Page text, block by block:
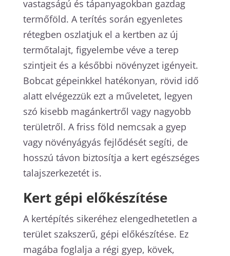
vastagságú és tápanyagokban gazdag
termőföld. A terítés során egyenletes
rétegben oszlatjuk el a kertben az új
termőtalajt, figyelembe véve a terep
szintjeit és a későbbi növényzet igényeit.
Bobcat gépeinkkel hatékonyan, rövid idő
alatt elvégezzük ezt a műveletet, legyen
szó kisebb magánkertről vagy nagyobb
területről. A friss föld nemcsak a gyep
vagy növényágyás fejlődését segíti, de
hosszú távon biztosítja a kert egészséges
talajszerkezetét is.
Kert gépi előkészítése
A kertépítés sikeréhez elengedhetetlen a
terület szakszerű, gépi előkészítése. Ez
magába foglalja a régi gyep, kövek,